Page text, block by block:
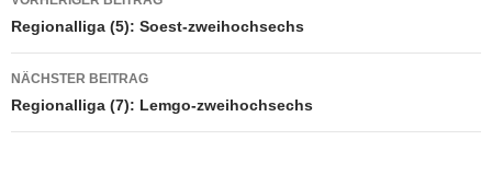
Regionalliga (5): Soest-zweihochsechs
NÄCHSTER BEITRAG
Regionalliga (7): Lemgo-zweihochsechs